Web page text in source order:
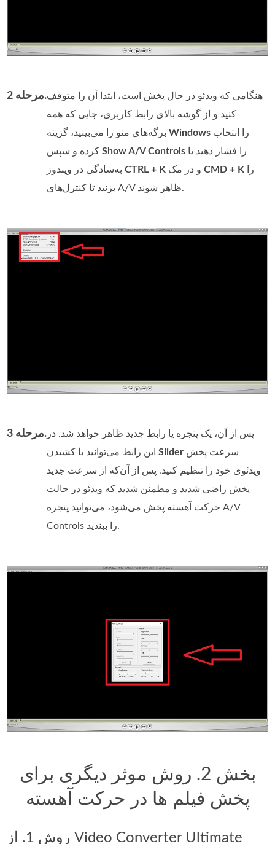
مرحله 2.هنگامی که ویدئو در حال پخش است، ابتدا آن را متوقف
کنید و از گوشه بالای رابط کاربری، جایی که همه
برگه‌های منو را می‌بینید، گزینهWindows
کرده و سپسShow A/V Controls
به‌سادگی در ویندوزCTRL + K و در مکCMD + K
بزنید تا کنترل‌های A/V ظاهر شوند.
مرحله 3. پس از آن، یک پنجره یا رابط جدید ظاهر خواهد شد. در
این رابط می‌توانید با کشیدنSlider
ویدئوی خود را تنظیم کنید. پس از آن‌که از سرعت جدید
پخش راضی شدید و مطمئن شدید که ویدئو در حالت
حرکت آهسته پخش می‌شود، می‌توانید پنجره A/V
Controls را ببندید.
بخش 2. روش موثر دیگری برای
پخش فیلم ها در حرکت آهسته
روش 1. از Video Converter Ultimate